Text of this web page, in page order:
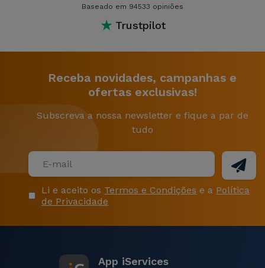
Baseado em 94533 opiniões
★ Trustpilot
Receba novidades, campanhas e
ofertas exclusivas!
Subscreva a nossa newsletter e fique a par de
tudo
Li e aceito os Termos e Condições e a Política
de Privacidade
App iServices